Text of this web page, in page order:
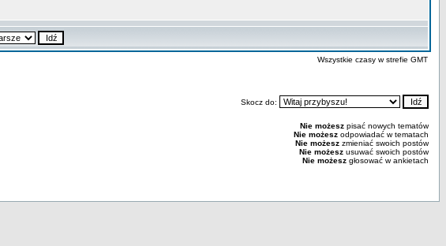
Wszystkie czasy w strefie GMT
Skocz do:
Nie możesz pisać nowych tematów
Nie możesz odpowiadać w tematach
Nie możesz zmieniać swoich postów
Nie możesz usuwać swoich postów
Nie możesz głosować w ankietach